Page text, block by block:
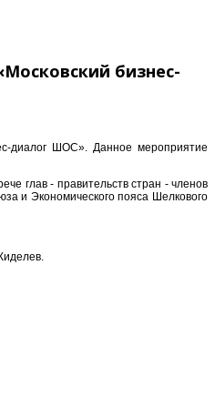
бизнес-
диалог ШОС». Данное мероприятие
глав - правительств стран - членов
и Экономического пояса Шелкового